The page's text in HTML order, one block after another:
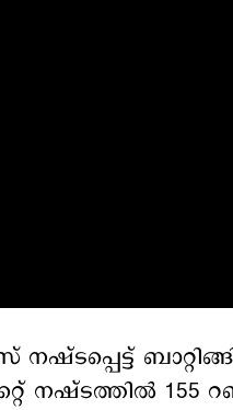
നഷ്ടപ്പെട്ട്
നഷ്ടത്തിൽ